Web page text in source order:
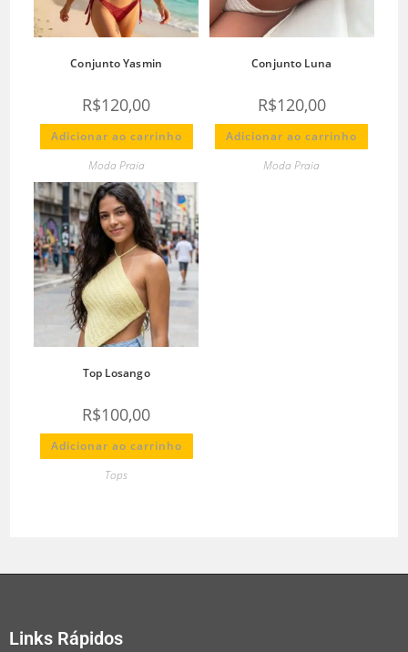
Conjunto Yasmin
R$120,00
Adicionar ao carrinho
Moda Praia
Conjunto Luna
R$120,00
Adicionar ao carrinho
Moda Praia
Top Losango
R$100,00
Adicionar ao carrinho
Tops
Links Rápidos